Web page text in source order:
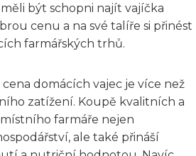
být schopni najít vajíčka
cenu a na své talíře si přinést
farmářských trhů.
cena domácích vajec je více než
zatížení. Koupě kvalitních a
farmáře nejen
ale také přináší